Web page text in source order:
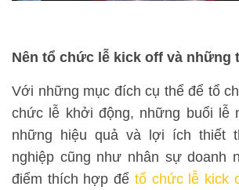
Nên tổ chức lễ kick off và những
Với những mục đích cụ thể để tổ
chức lễ khởi động, những buổi lễ
những hiệu quả và lợi ích thiết
nghiệp cũng như nhân sự doanh
điểm thích hợp để tổ chức lễ kick